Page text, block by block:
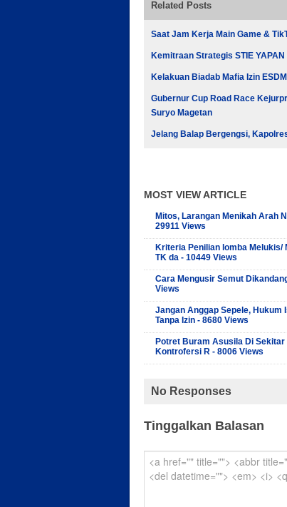
Related Posts
Saat Jam Kerja Main Game &
Kemitraan Strategis STIE
Kelakuan Biadab Mafia Izin
Gubernur Cup Road Race
Suryo Magetan
Jelang Balap Bergengsi,
MOST VIEW ARTICLE
Mitos, Larangan Menikah Arah
29911 Views
Kriteria Penilian lomba Melukis/
TK da - 10449 Views
Cara Mengusir Semut
Views
Jangan Anggap Sepele, Hukum
Tanpa Izin - 8680 Views
Potret Buram Asusila Di Sekitar
Kontrofersi R - 8006 Views
No Responses
Tinggalkan Balasan